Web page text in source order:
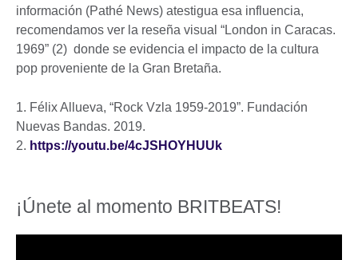
información (Pathé News) atestigua esa influencia,
recomendamos ver la reseña visual “London in Caracas.
1969” (2) donde se evidencia el impacto de la cultura
pop proveniente de la Gran Bretaña.
1. Félix Allueva, “Rock Vzla 1959-2019”. Fundación
Nuevas Bandas. 2019.
2. https://youtu.be/4cJSHOYHUUk
¡Únete al momento BRITBEATS!